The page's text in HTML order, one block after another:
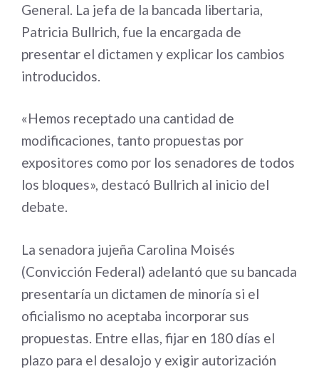
General. La jefa de la bancada libertaria,
Patricia Bullrich, fue la encargada de
presentar el dictamen y explicar los cambios
introducidos.
«Hemos receptado una cantidad de
modificaciones, tanto propuestas por
expositores como por los senadores de todos
los bloques», destacó Bullrich al inicio del
debate.
La senadora jujeña Carolina Moisés
(Convicción Federal) adelantó que su bancada
presentaría un dictamen de minoría si el
oficialismo no aceptaba incorporar sus
propuestas. Entre ellas, fijar en 180 días el
plazo para el desalojo y exigir autorización